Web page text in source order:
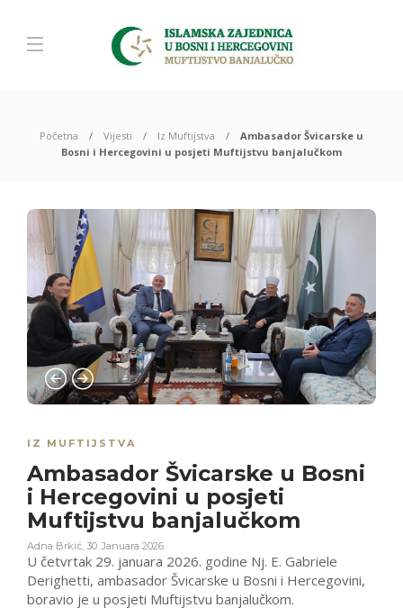
Početna Vijesti Iz Muftijstva
Ambasador Švicarske u
Bosni i Hercegovini u posjeti Muftijstvu banjalučkom
IZ MUFTIJSTVA
Ambasador Švicarske u Bosni
i Hercegovini u posjeti
Muftijstvu banjalučkom
Adna Brkić, 30. Januara 2026.
U četvrtak 29. januara 2026. godine Nj. E. Gabriele
Derighetti, ambasador Švicarske u Bosni i Hercegovini,
boravio je u posjeti Muftijstvu banjalučkom.